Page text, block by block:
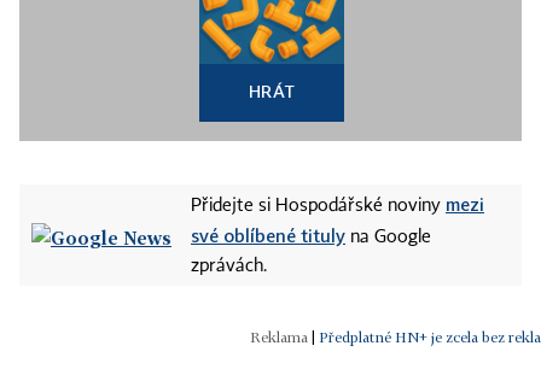
HRÁT
Přidejte si Hospodářské noviny mezi
své oblíbené tituly na Google
zprávách.
Předplatné HN+ je zcela bez